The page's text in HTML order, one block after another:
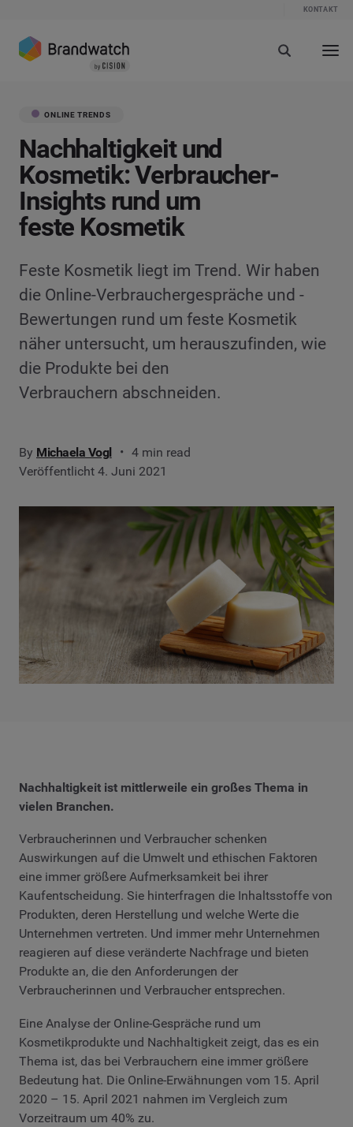
KONTAKT
ONLINE TRENDS
Nachhaltigkeit und
Kosmetik: Verbraucher-
Insights rund um
feste Kosmetik
Feste Kosmetik liegt im Trend. Wir haben
die Online-Verbrauchergespräche und -
Bewertungen rund um feste Kosmetik
näher untersucht, um herauszufinden, wie
die Produkte bei den
Verbrauchern abschneiden.
By Michaela Vogl
4 min read
Veröffentlicht 4. Juni 2021
Nachhaltigkeit ist mittlerweile ein großes Thema in
vielen Branchen.
Verbraucherinnen und Verbraucher schenken
Auswirkungen auf die Umwelt und ethischen Faktoren
eine immer größere Aufmerksamkeit bei ihrer
Kaufentscheidung. Sie hinterfragen die Inhaltsstoffe von
Produkten, deren Herstellung und welche Werte die
Unternehmen vertreten. Und immer mehr Unternehmen
reagieren auf diese veränderte Nachfrage und bieten
Produkte an, die den Anforderungen der
Verbraucherinnen und Verbraucher entsprechen.
Eine Analyse der Online-Gespräche rund um
Kosmetikprodukte und Nachhaltigkeit zeigt, das es ein
Thema ist, das bei Verbrauchern eine immer größere
Bedeutung hat. Die Online-Erwähnungen vom 15. April
2020 – 15. April 2021 nahmen im Vergleich zum
Vorzeitraum um 40% zu.